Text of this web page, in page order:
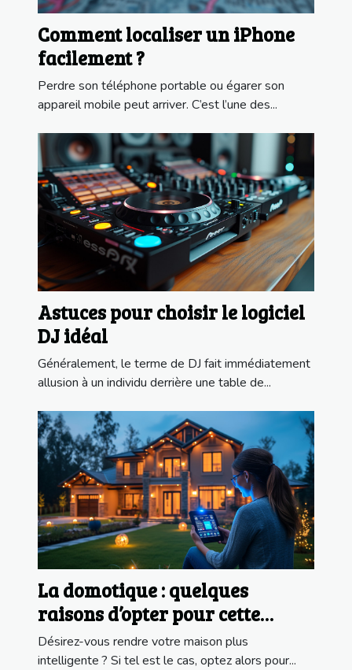
Comment localiser un iPhone
facilement ?
Perdre son téléphone portable ou égarer son
appareil mobile peut arriver. C’est l’une des...
Astuces pour choisir le logiciel
DJ idéal
Généralement, le terme de DJ fait immédiatement
allusion à un individu derrière une table de...
La domotique : quelques
raisons d’opter pour cette
installation
Désirez-vous rendre votre maison plus
intelligente ? Si tel est le cas, optez alors pour...